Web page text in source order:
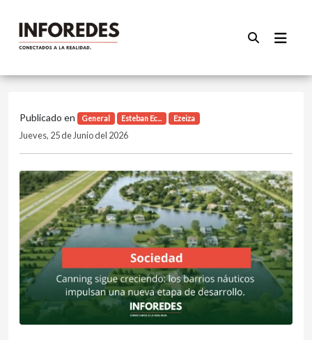
Publicado en General Esteban Ec... Ezeiza
Jueves, 25 de Junio del 2026